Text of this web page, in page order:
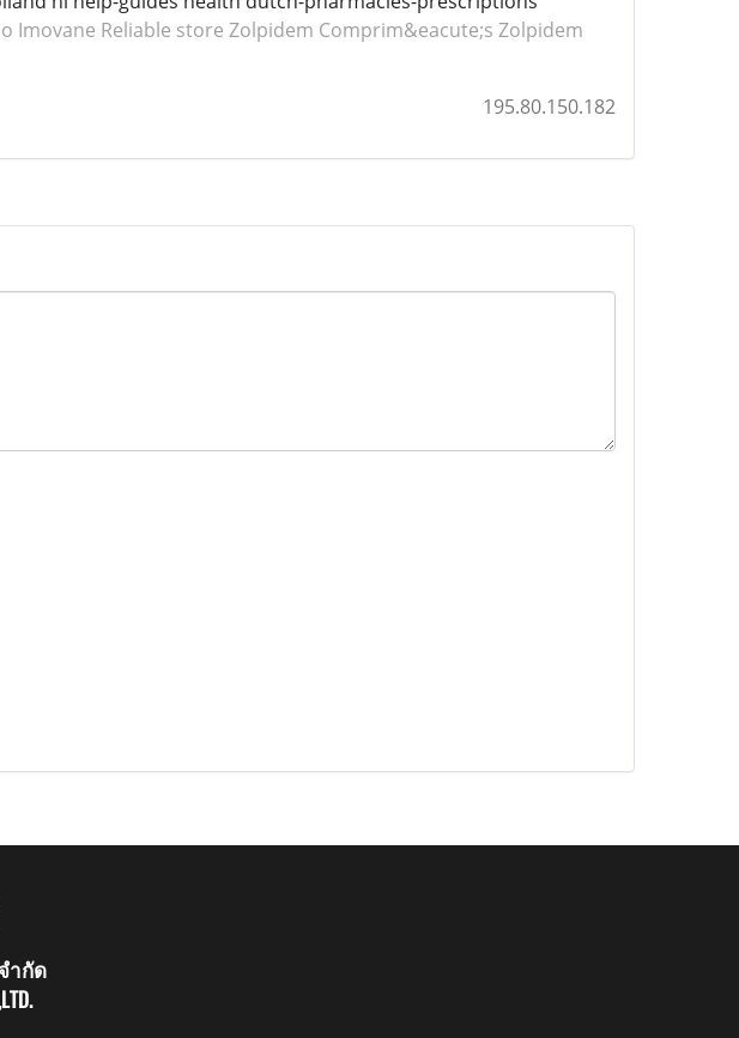
Imovane Reliable store Zolpidem Comprim&eacute;s Zolpidem
195.80.150.182
ำกัด